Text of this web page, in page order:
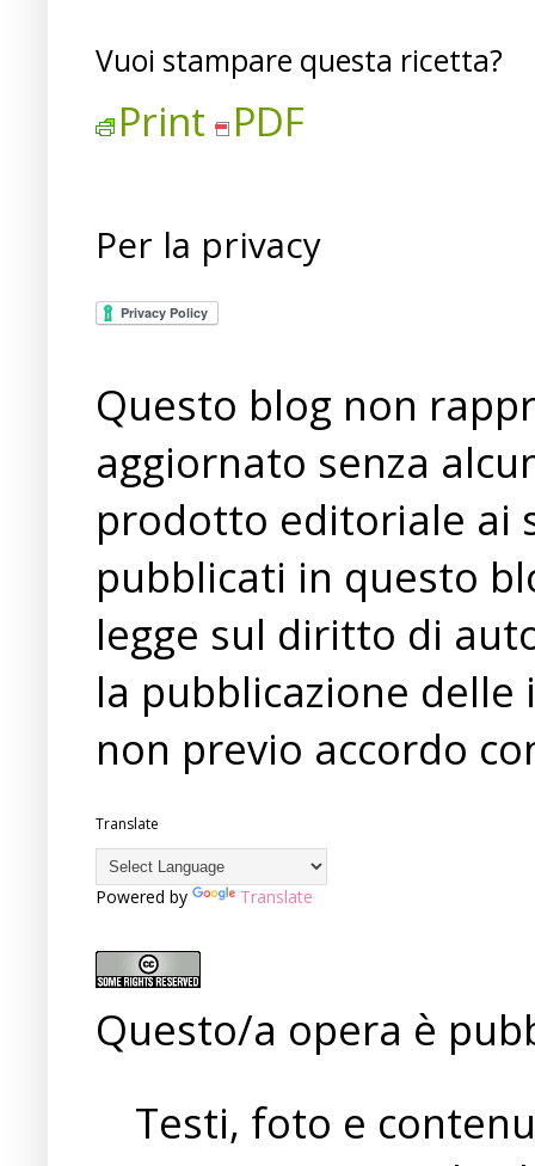
Vuoi stampare questa ricetta?
Print PDF
Per la privacy
Questo blog non
aggiornato senza
prodotto editoriale ai
pubblicati in questo
legge sul diritto di
la pubblicazione
non previo accordo
Translate
Powered by Translate
Questo/a opera è
Testi, foto e